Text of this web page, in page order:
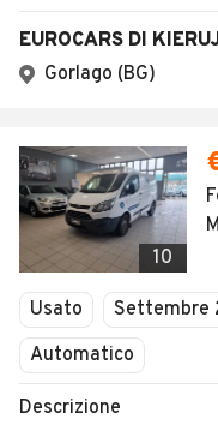
EUROCARS DI
Gorlago (BG)
10
Usato Settembre
Automatico
Descrizione